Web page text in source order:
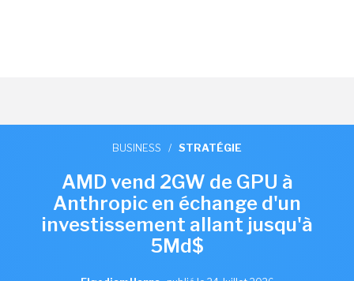
BUSINESS / STRATÉGIE
AMD vend 2GW de GPU à
Anthropic en échange d'un
investissement allant jusqu'à
5Md$